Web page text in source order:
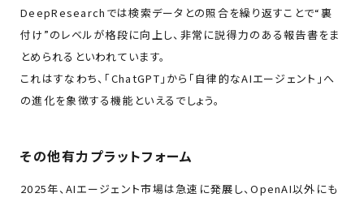
DeepResearchでは検索データとの照合を繰り返すことで“裏
付け”のレベルが格段に向上し、非常に説得力のある報告書をま
とめられるといわれています。
これはすなわち、「ChatGPT」から「自律的なAIエージェント」へ
の進化を象徴する機能といえるでしょう。
その他有力プラットフォーム
2025年、AIエージェント市場は急速に発展し、OpenAI以外にも